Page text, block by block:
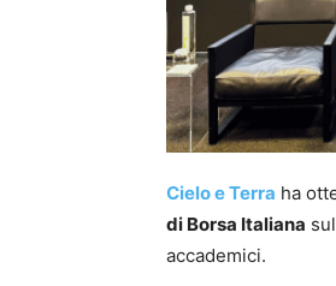
Cielo e Terra ha
di Borsa Italiana
accademici.